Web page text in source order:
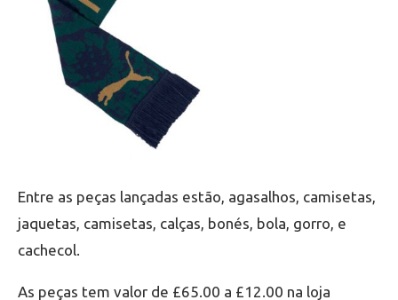
Entre as peças lançadas estão, agasalhos, camisetas,
jaquetas, camisetas, calças, bonés, bola, gorro, e
cachecol.
As peças tem valor de £65.00 a £12.00 na loja